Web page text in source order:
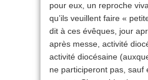
pour eux, un reproche
qu’ils veuillent faire «
dit à ces évêques, jour
après messe, activité
activité diocésaine
ne participeront pas, sauf